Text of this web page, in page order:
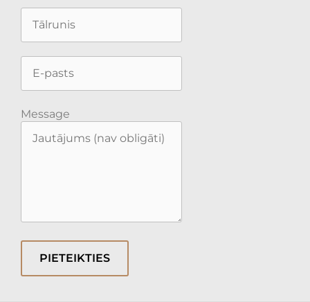
Message
PIETEIKTIES